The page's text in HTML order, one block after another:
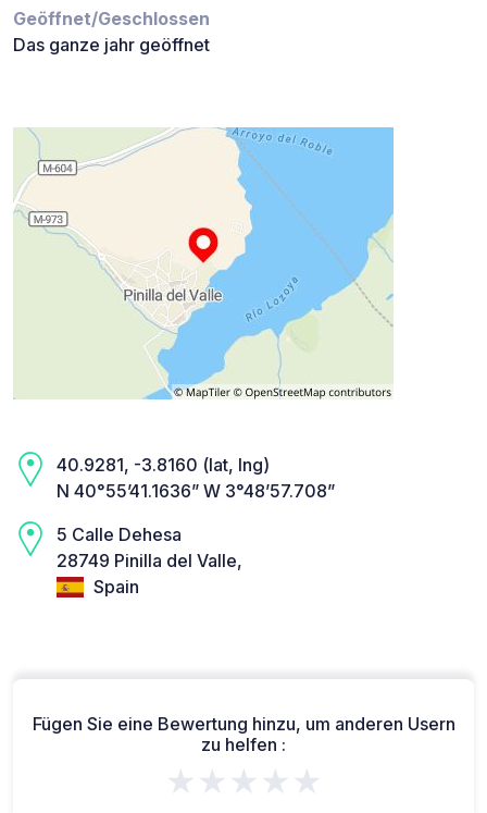
Geöffnet/Geschlossen
Das ganze jahr geöffnet
40.9281, -3.8160 (lat, lng)
N 40°55’41.1636” W 3°48’57.708”
5 Calle Dehesa
28749 Pinilla del Valle,
Spain
Fügen Sie eine Bewertung hinzu, um anderen Usern
zu helfen :
★★★★★